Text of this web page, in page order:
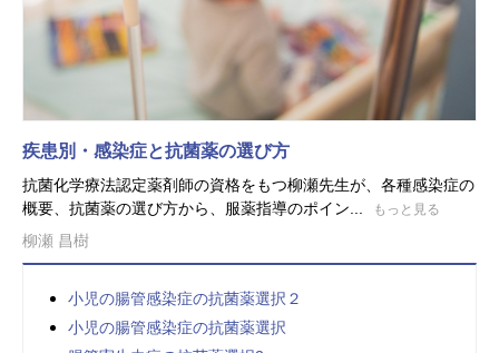
疾患別・感染症と抗菌薬の選び方
抗菌化学療法認定薬剤師の資格をもつ柳瀬先生が、各種感染症の
概要、抗菌薬の選び方から、服薬指導のポイン...
もっと見る
柳瀬 昌樹
小児の腸管感染症の抗菌薬選択２
小児の腸管感染症の抗菌薬選択